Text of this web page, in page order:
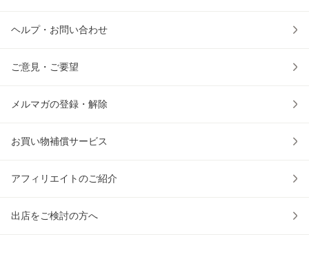
ヘルプ・お問い合わせ
ご意見・ご要望
メルマガの登録・解除
お買い物補償サービス
アフィリエイトのご紹介
出店をご検討の方へ